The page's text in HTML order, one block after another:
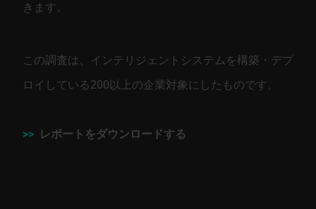
きます。
この調査は、インテリジェントシステムを構築・デプ
ロイしている200以上の企業対象にしたものです。
>> レポートをダウンロードする